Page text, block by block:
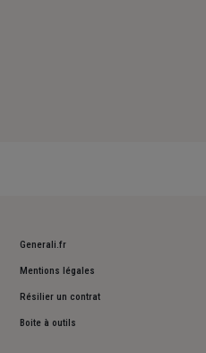
Generali.fr
Mentions légales
Résilier un contrat
Boite à outils